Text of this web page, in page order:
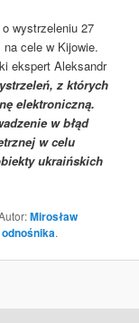
wystrzeleniu 27
cele w Kijowie.
ekspert Aleksandr
z których
elektroniczną.
w błąd
w celu
ukraińskich
Mirosław
.